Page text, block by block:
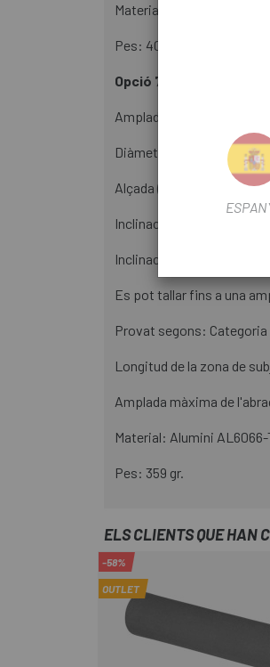
Material: Alumini AL6066-
Pes: 405 gr.
Opció 740mm x 25mm
Amplada: 740mm.
Diàmetre: 31.8mm.
Alçada (elevació): 25mm.
Inclinació enrere
Inclinació cap amunt
Es pot tallar fins a una
Provat segons: Categoria
Longitud de la zona de
Amplada màxima de
Material: Alumini AL6066-
Pes: 359 gr.
ELS CLIENTS QUE HAN
-58%
OUTLET